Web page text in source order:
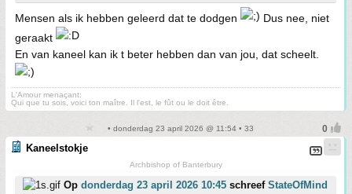
Mensen als ik hebben geleerd dat te dodgen
Dus nee, niet
geraakt
En van kaneel kan ik t beter hebben dan van jou, dat scheelt.
L'Amour menaçant:
Qui que tu sois, voici ton maître. Il l'est, le fût ou le doit être.
• donderdag 23 april 2026 @ 11:54 • 33
Kaneelstokje
Archbishop of Banterbury
Op donderdag 23 april 2026 10:45 schreef StateOfMind